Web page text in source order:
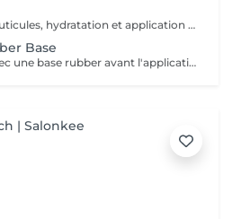
limage, traitement des cuticules, hydratation et application d'un vernis transparent ou coloré classique. Parfait pour un entretien régulier.
Base
Renforcez vos ongles avec une base rubber avant l'application du vernis semi-permanent. Idéal pour les ongles mous ou fragiles, ce service offre une meilleure tenue et un aspect plus lisse.